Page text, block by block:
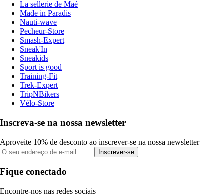
La sellerie de Maé
Made in Paradis
Nauti-wave
Pecheur-Store
Smash-Expert
Sneak'In
Sneakids
Sport is good
Training-Fit
Trek-Expert
TripNBikers
Vélo-Store
Inscreva-se na nossa newsletter
Aproveite 10% de desconto ao inscrever-se na nossa newsletter
Inscrever-se
Fique conectado
Encontre-nos nas redes sociais